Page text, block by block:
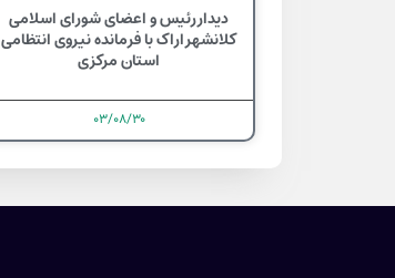
دیدار رئیس و اعضای شورای اسلامی
کلانشهر اراک با فرمانده نیروی انتظامی
استان مرکزی
۰۳/۰۸/۳۰